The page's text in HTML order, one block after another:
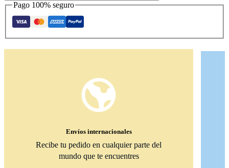
Pago 100% seguro
Envíos internacionales
Recibe tu pedido en cualquier parte del
mundo que te encuentres